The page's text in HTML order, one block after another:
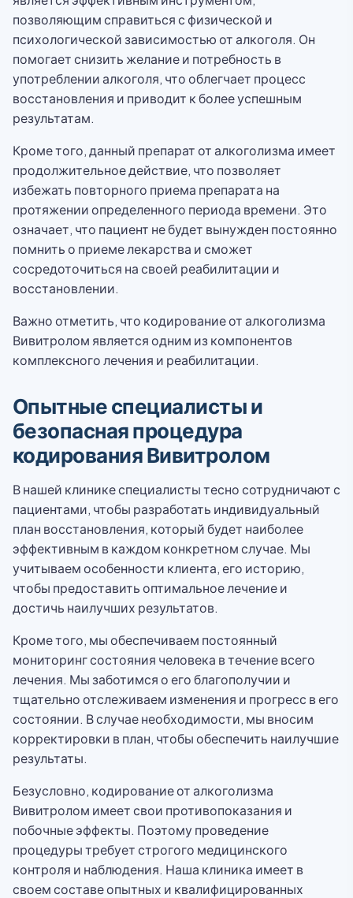
позволяющим справиться с физической и
психологической зависимостью от алкоголя. Он
помогает снизить желание и потребность в
употреблении алкоголя, что облегчает процесс
восстановления и приводит к более успешным
результатам.
Кроме того, данный препарат от алкоголизма имеет
продолжительное действие, что позволяет
избежать повторного приема препарата на
протяжении определенного периода времени. Это
означает, что пациент не будет вынужден постоянно
помнить о приеме лекарства и сможет
сосредоточиться на своей реабилитации и
восстановлении.
Важно отметить, что кодирование от алкоголизма
Вивитролом является одним из компонентов
комплексного лечения и реабилитации.
Опытные специалисты и
безопасная процедура
кодирования Вивитролом
В нашей клинике специалисты тесно сотрудничают с
пациентами, чтобы разработать индивидуальный
план восстановления, который будет наиболее
эффективным в каждом конкретном случае. Мы
учитываем особенности клиента, его историю,
чтобы предоставить оптимальное лечение и
достичь наилучших результатов.
Кроме того, мы обеспечиваем постоянный
мониторинг состояния человека в течение всего
лечения. Мы заботимся о его благополучии и
тщательно отслеживаем изменения и прогресс в его
состоянии. В случае необходимости, мы вносим
корректировки в план, чтобы обеспечить наилучшие
результаты.
Безусловно, кодирование от алкоголизма
Вивитролом имеет свои противопоказания и
побочные эффекты. Поэтому проведение
процедуры требует строгого медицинского
контроля и наблюдения. Наша клиника имеет в
своем составе опытных и квалифицированных